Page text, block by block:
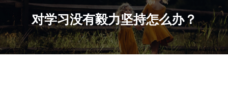
对学习没有毅力坚持怎么办？